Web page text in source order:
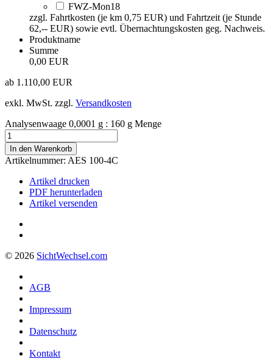
FWZ-Mon18
zzgl. Fahrtkosten (je km 0,75 EUR) und Fahrtzeit (je Stunde
62,-- EUR) sowie evtl. Übernachtungskosten geg. Nachweis.
Produktname
Summe
0,00 EUR
ab 1.110,00 EUR
exkl. MwSt. zzgl. Versandkosten
Analysenwaage 0,0001 g : 160 g Menge
In den Warenkorb
Artikelnummer: AES 100-4C
Artikel drucken
PDF herunterladen
Artikel versenden
© 2026 SichtWechsel.com
AGB
Impressum
Datenschutz
Kontakt